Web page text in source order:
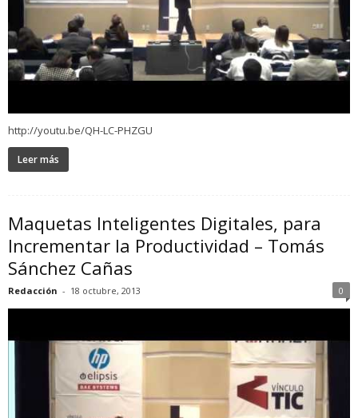
http://youtu.be/QH-LC-PHZGU
Leer más
Maquetas Inteligentes Digitales, para
Incrementar la Productividad – Tomás
Sánchez Cañas
Redacción - 18 octubre, 2013 0